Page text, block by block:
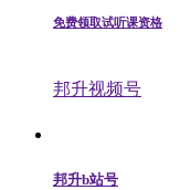
免费领取试听课资格
邦升视频号
邦升b站号